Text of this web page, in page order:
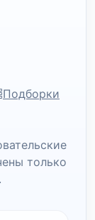
Подборки
только